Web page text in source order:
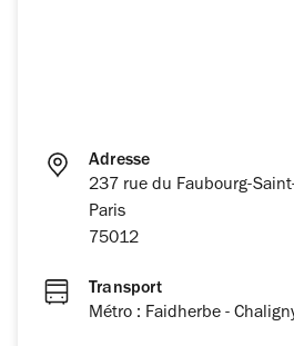
Adresse
237 rue du Faubourg-
Paris
75012
Transport
Métro : Faidherbe -